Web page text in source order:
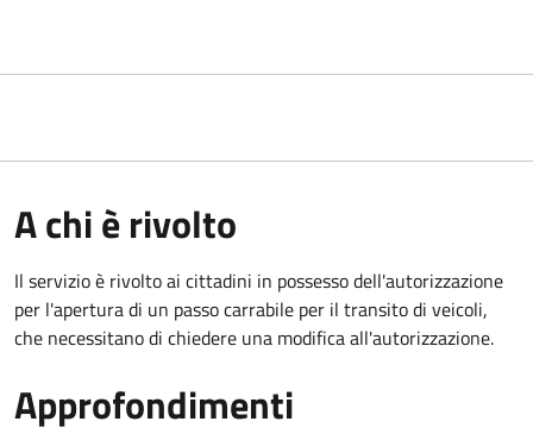
A chi è rivolto
Il servizio è rivolto ai cittadini in possesso dell'autorizzazione
per l'apertura di un passo carrabile per il transito di veicoli,
che necessitano di chiedere una modifica all'autorizzazione.
Approfondimenti